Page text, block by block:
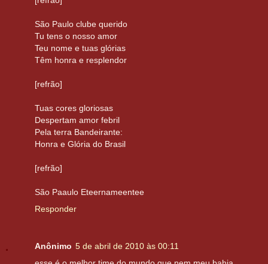
São Paulo clube querido
Tu tens o nosso amor
Teu nome e tuas glórias
Têm honra e resplendor
[refrão]
Tuas cores gloriosas
Despertam amor febril
Pela terra Bandeirante:
Honra e Glória do Brasil
[refrão]
São Paaulo Eteernameentee
Responder
Anônimo 5 de abril de 2010 às 00:11